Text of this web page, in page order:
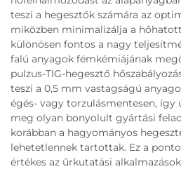
teszi a hegesztők számára az
miközben minimalizálja a
különösen fontos a nagy
falú anyagok fémkémiájának
pulzus-TIG-hegesztő
teszi a 0,5 mm vastagságú
égés- vagy torzulásmentesen, így
meg olyan bonyolult gyártási
korábban a hagyományos
lehetetlennek tartottak. Ez a
értékes az űrkutatási